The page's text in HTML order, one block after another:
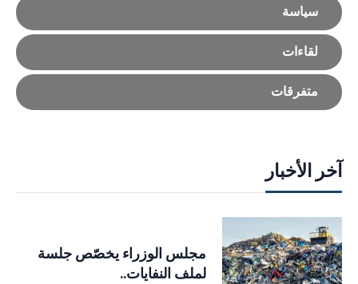
سياسة
لقاءات
متفرقات
آخر الأخبار
مجلس الوزراء يخصّص جلسة
لملف النفايات..